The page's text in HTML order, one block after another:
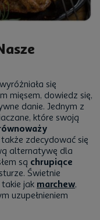
się
mięsem, dowiedz się,
danie. Jednym z
które swoją
także zdecydować się
alternatywę dla
są chrupiące
Świetnie
jak marchew,
uzupełnieniem